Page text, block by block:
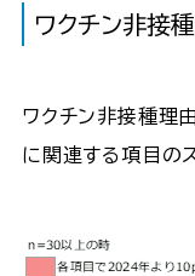
ワクチン非接
ワクチン非接種理
に関連する項目の